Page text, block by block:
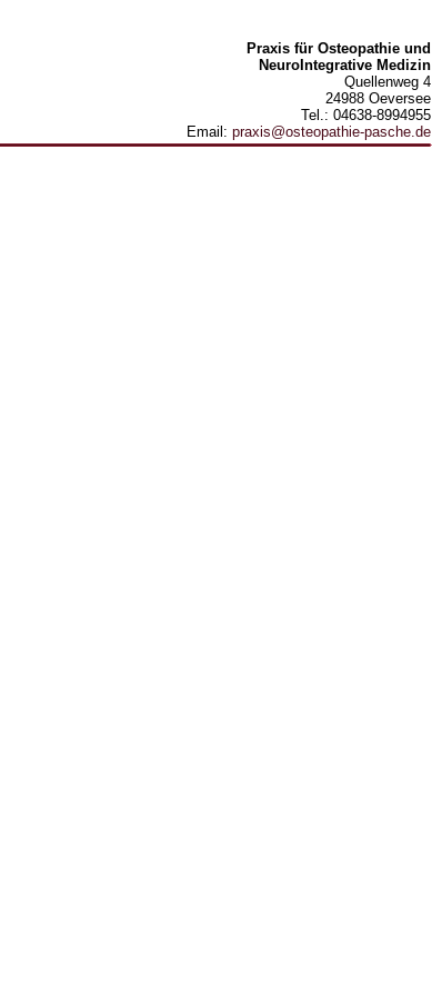
Praxis für Osteopathie und
NeuroIntegrative Medizin
Quellenweg 4
24988 Oeversee
Tel.: 04638-8994955
Email: praxis@osteopathie-pasche.de